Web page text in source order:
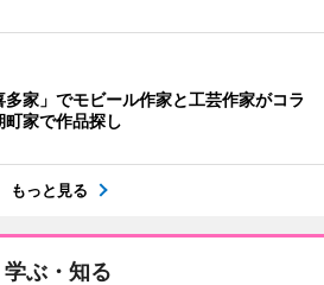
多家」でモビール作家と工芸作家がコラ
家で作品探し
もっと見る
学ぶ・知る